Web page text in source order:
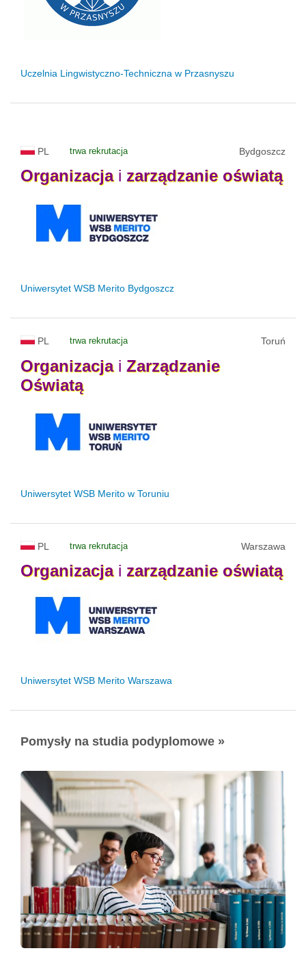
Uczelnia Lingwistyczno-Techniczna w Przasnyszu
PL trwa rekrutacja Bydgoszcz
Organizacjai zarządzanie oświatą
Uniwersytet WSB Merito Bydgoszcz
PL trwa rekrutacja Toruń
Organizacjai Zarządzanie
Oświatą
Uniwersytet WSB Merito w Toruniu
PL trwa rekrutacja Warszawa
Organizacjai zarządzanie oświatą
Uniwersytet WSB Merito Warszawa
Pomysły na studia podyplomowe »